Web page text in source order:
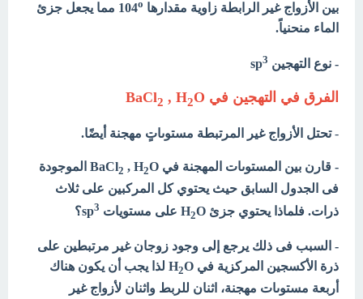
بين الأزواج غير الرابطة زاوية مقدارها 104 o
مما يجعل جزئ
الماء منحنياً.
- نوع التهجين sp 3
الفرق في التهجين في BaCl 2 , H2O
-تحتل الأزواج غير المرتبطة مستوىاتٍ مهجنة أيضًا.
- قارن بين المستوىات المهجنة في BaCl 2 , H2
O الموجودة
فى الجدول السابق حيث يحتوي كل المركبين على ثلاث
ذرات. فلماذا يحتوي جزئ H
2O على مستويات sp 3 ؟
- السبب فى ذلك يرجع إلى وجود زوجان غير مرتبطين على
ذرة الأكسجين المركزية في H
2
O لذا يجب أن يكون هناك
أربعة مستوىات مهجنة، اثنان للربط واثنان لأزواج غير